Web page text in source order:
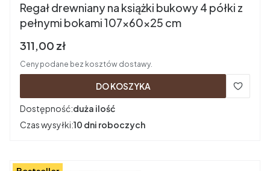
Regał drewniany na książki bukowy 4 półki z
pełnymi bokami 107x60x25 cm
Cena brutto
311,00 zł
Ceny podane bez kosztów dostawy.
DO KOSZYKA
Dostępność:duża ilość
Czas wysyłki:10 dni roboczych